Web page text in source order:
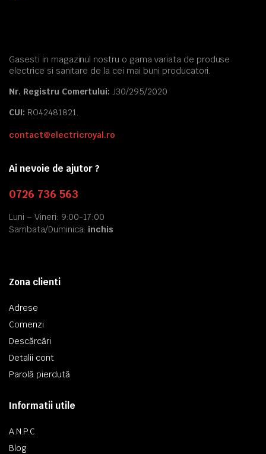
Gasesti in magazinul nostru o gama variata de produse
electrice si sanitare de la cei mai buni producatori.
Nr. Registru Comertului: J30/295/2020
CUI: RO42481821.
contact@electricroyal.ro
Ai nevoie de ajutor ?
0726 736 563
Luni – Vineri: 9:00-17:00
Sambata/Duminica: inchis
Zona clienti
Adrese
Comenzi
Descărcări
Detalii cont
Parolă pierdută
Informatii utile
A.N.P.C
Blog